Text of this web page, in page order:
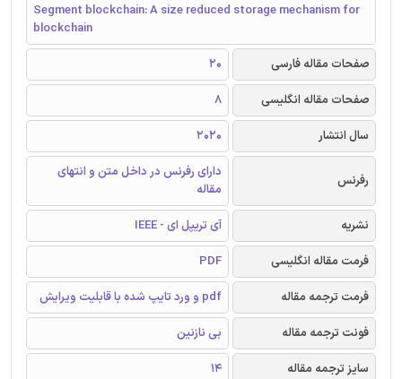
Segment blockchain: A size reduced storage mechanism for
blockchain
صفحات مقاله فارسی
20
صفحات مقاله انگلیسی
8
سال انتشار
2020
رفرنس
دارای رفرنس در داخل متن و انتهای
مقاله
نشریه
آی تریپل ای - IEEE
فرمت مقاله انگلیسی
PDF
فرمت ترجمه مقاله
pdf و ورد تایپ شده با قابلیت ویرایش
فونت ترجمه مقاله
بی نازنین
سایز ترجمه مقاله
14